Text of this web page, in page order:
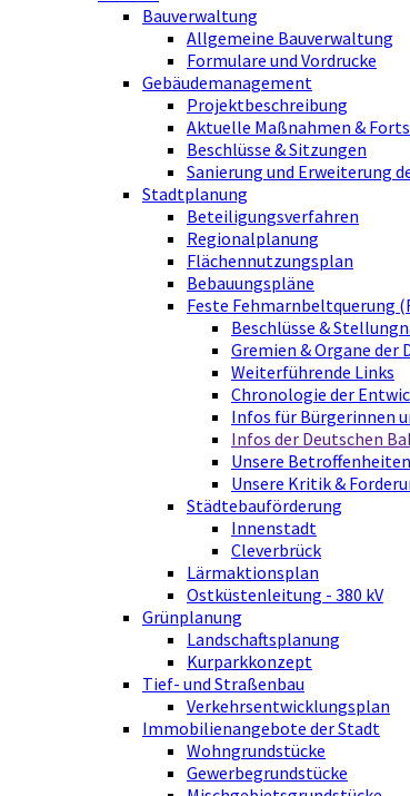
Bauverwaltung
Allgemeine Bauverwaltung
Formulare und Vordrucke
Gebäudemanagement
Projektbeschreibung
Aktuelle Maßnahmen &
Beschlüsse & Sitzungen
Sanierung und Erweiterung
Stadtplanung
Beteiligungsverfahren
Regionalplanung
Flächennutzungsplan
Bebauungspläne
Feste Fehmarnbeltquerung
Beschlüsse &
Gremien & Organe der
Weiterführende Links
Chronologie der
Infos für Bürgerinnen
Infos der Deutschen
Unsere Betroffenheiten
Unsere Kritik &
Städtebauförderung
Innenstadt
Cleverbrück
Lärmaktionsplan
Ostküstenleitung - 380 kV
Grünplanung
Landschaftsplanung
Kurparkkonzept
Tief- und Straßenbau
Verkehrsentwicklungsplan
Immobilienangebote der Stadt
Wohngrundstücke
Gewerbegrundstücke